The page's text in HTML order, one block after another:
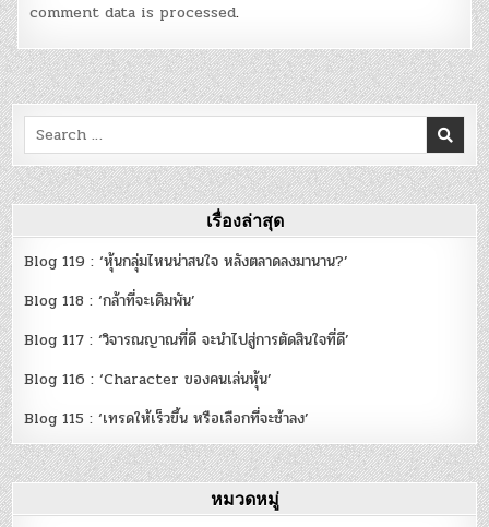
comment data is processed.
Search
for:
เรื่องล่าสุด
Blog 119 : ‘หุ้นกลุ่มไหนน่าสนใจ หลังตลาดลงมานาน?’
Blog 118 : ‘กล้าที่จะเดิมพัน’
Blog 117 : ‘วิจารณญาณที่ดี จะนำไปสู่การตัดสินใจที่ดี’
Blog 116 : ‘Character ของคนเล่นหุ้น’
Blog 115 : ‘เทรดให้เร็วขึ้น หรือเลือกที่จะช้าลง’
หมวดหมู่